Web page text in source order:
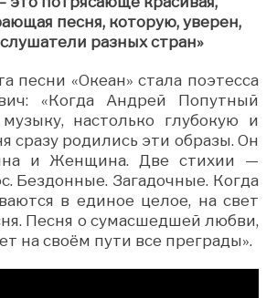
песня, которую, уверен,
разных стран»
песни «Океан» стала поэтесса
«Когда Андрей Попутный
настолько глубокую и
сразу родились эти образы. Он
и Женщина. Две стихии —
Бездонные. Загадочные. Когда
в единое целое, на свет
Песня о сумасшедшей любви,
на своём пути все преграды».